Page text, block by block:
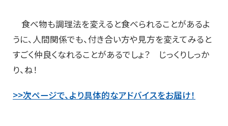
食べ物も調理法を変えると食べられることがあるよ
うに、人間関係でも、付き合い方や見方を変えてみると
すごく仲良くなれることがあるでしょ？ じっくりしっか
り、ね！
>>次ページで、より具体的なアドバイスをお届け！